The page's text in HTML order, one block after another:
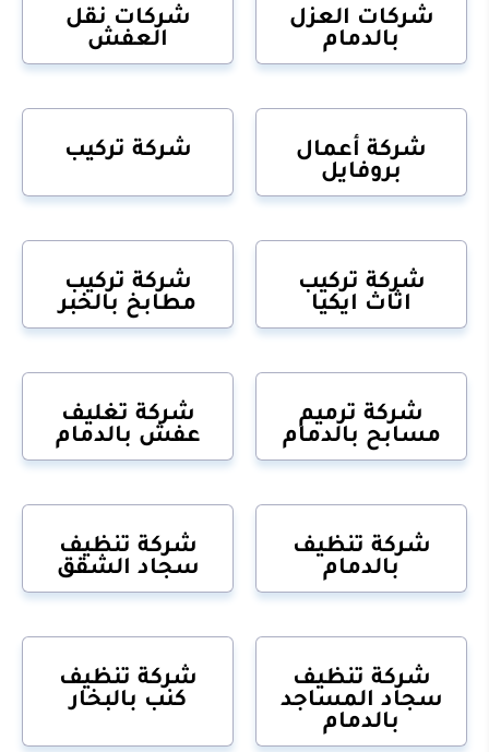
شركات العزل
بالدمام
شركات نقل
العفش
شركة أعمال
بروفايل
شركة تركيب
شركة تركيب
اثاث ايكيا
شركة تركيب
مطابخ بالخبر
شركة ترميم
مسابح بالدمام
شركة تغليف
عفش بالدمام
شركة تنظيف
بالدمام
شركة تنظيف
سجاد الشقق
شركة تنظيف
سجاد المساجد
بالدمام
شركة تنظيف
كنب بالبخار